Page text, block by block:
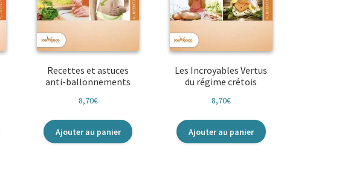
Recettes et astuces
anti-ballonnements
8,70€
Ajouter au panier
Les Incroyables Vertus
du régime crétois
8,70€
Ajouter au panier